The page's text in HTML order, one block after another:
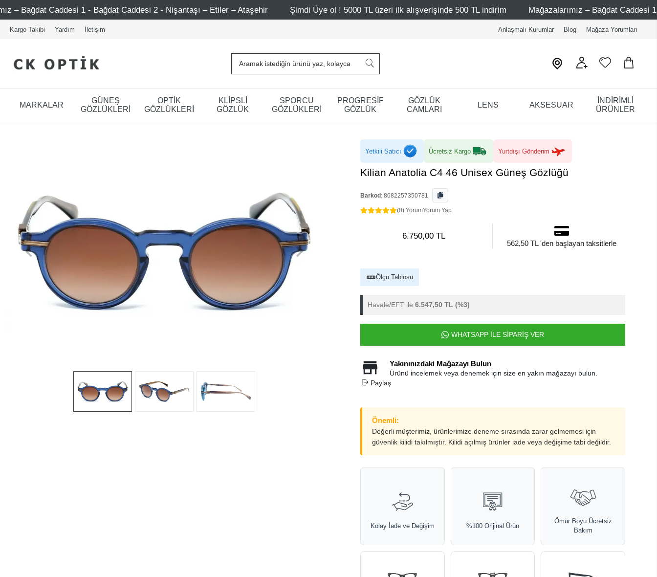
1 - Bağdat Caddesi 2 - Nişantaşı – Etiler – Ataşehir Şimdi Üye ol ! 5000 TL üzeri ilk alışverişinde 500 TL indirim Mağazalarımız – Bağdat Caddesi 1 - Bağdat
Kargo Takibi Yardım İletişim Anlaşmalı Kurumlar Blog Mağaza Yorumları
MARKALAR
GÜNEŞ
GÖZLÜKLERİ
OPTİK
GÖZLÜKLERİ
KLİPSLİ
GÖZLÜK
SPORCU
GÖZLÜKLERİ
PROGRESİF
GÖZLÜK
GÖZLÜK
CAMLARI
LENS AKSESUAR
İNDİRİMLİ
ÜRÜNLER
Yetkili Satıcı Ücretsiz Kargo Yurtdışı Gönderim
Kilian Anatolia C4 46 Unisex Güneş Gözlüğü
Barkod : 8682257350781
(0) YorumYorum Yap
6.750,00 TL
562,50 TL 'den başlayan taksitlerle
Ölçü Tablosu
Havale/EFT ile 6.547,50 TL (%3)
WHATSAPP İLE SİPARİŞ VER
Yakınınızdaki Mağazayı Bulun
Ürünü incelemek veya denemek için size en yakın mağazayı bulun.
Paylaş
Önemli:
Değerli müşterimiz, ürünlerimize deneme sırasında zarar gelmemesi için
güvenlik kilidi takılmıştır. Kilidi açılmış ürünler iade veya değişime tabi değildir.
Kolay İade ve Değişim %100 Orijinal Ürün
Ömür Boyu Ücretsiz
Bakım